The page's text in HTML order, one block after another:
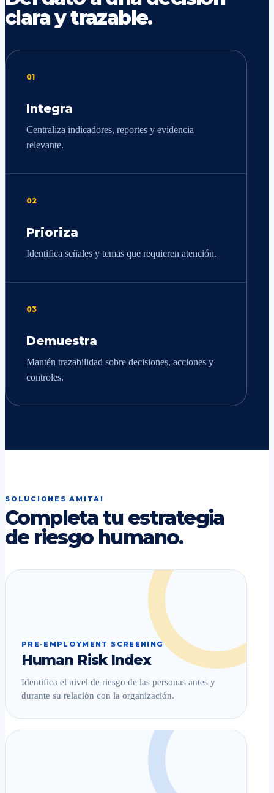
clara y trazable.
01
Integra
Centraliza indicadores, reportes y evidencia
relevante.
02
Prioriza
Identifica señales y temas que requieren atención.
03
Demuestra
Mantén trazabilidad sobre decisiones, acciones y
controles.
SOLUCIONES AMITAI
Completa tu estrategia
de riesgo humano.
PRE-EMPLOYMENT SCREENING
Human Risk Index
Identifica el nivel de riesgo de las personas antes y
durante su relación con la organización.